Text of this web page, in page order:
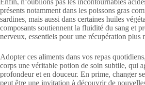
Enfin, n’oublions pas les incontournables
présents notamment dans les poissons gras
sardines, mais aussi dans certaines huiles
composants soutiennent la fluidité du sang et
nerveux, essentiels pour une récupération plus
Adopter ces aliments dans vos repas
corps une véritable potion de soin subtile, qui
profondeur et en douceur. En prime, changer
peut être une invitation à découvrir de